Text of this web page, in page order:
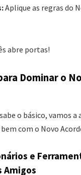
Aplique as regras do
abre portas!
Dominar o
o básico, vamos a
com o Novo
e
Amigos